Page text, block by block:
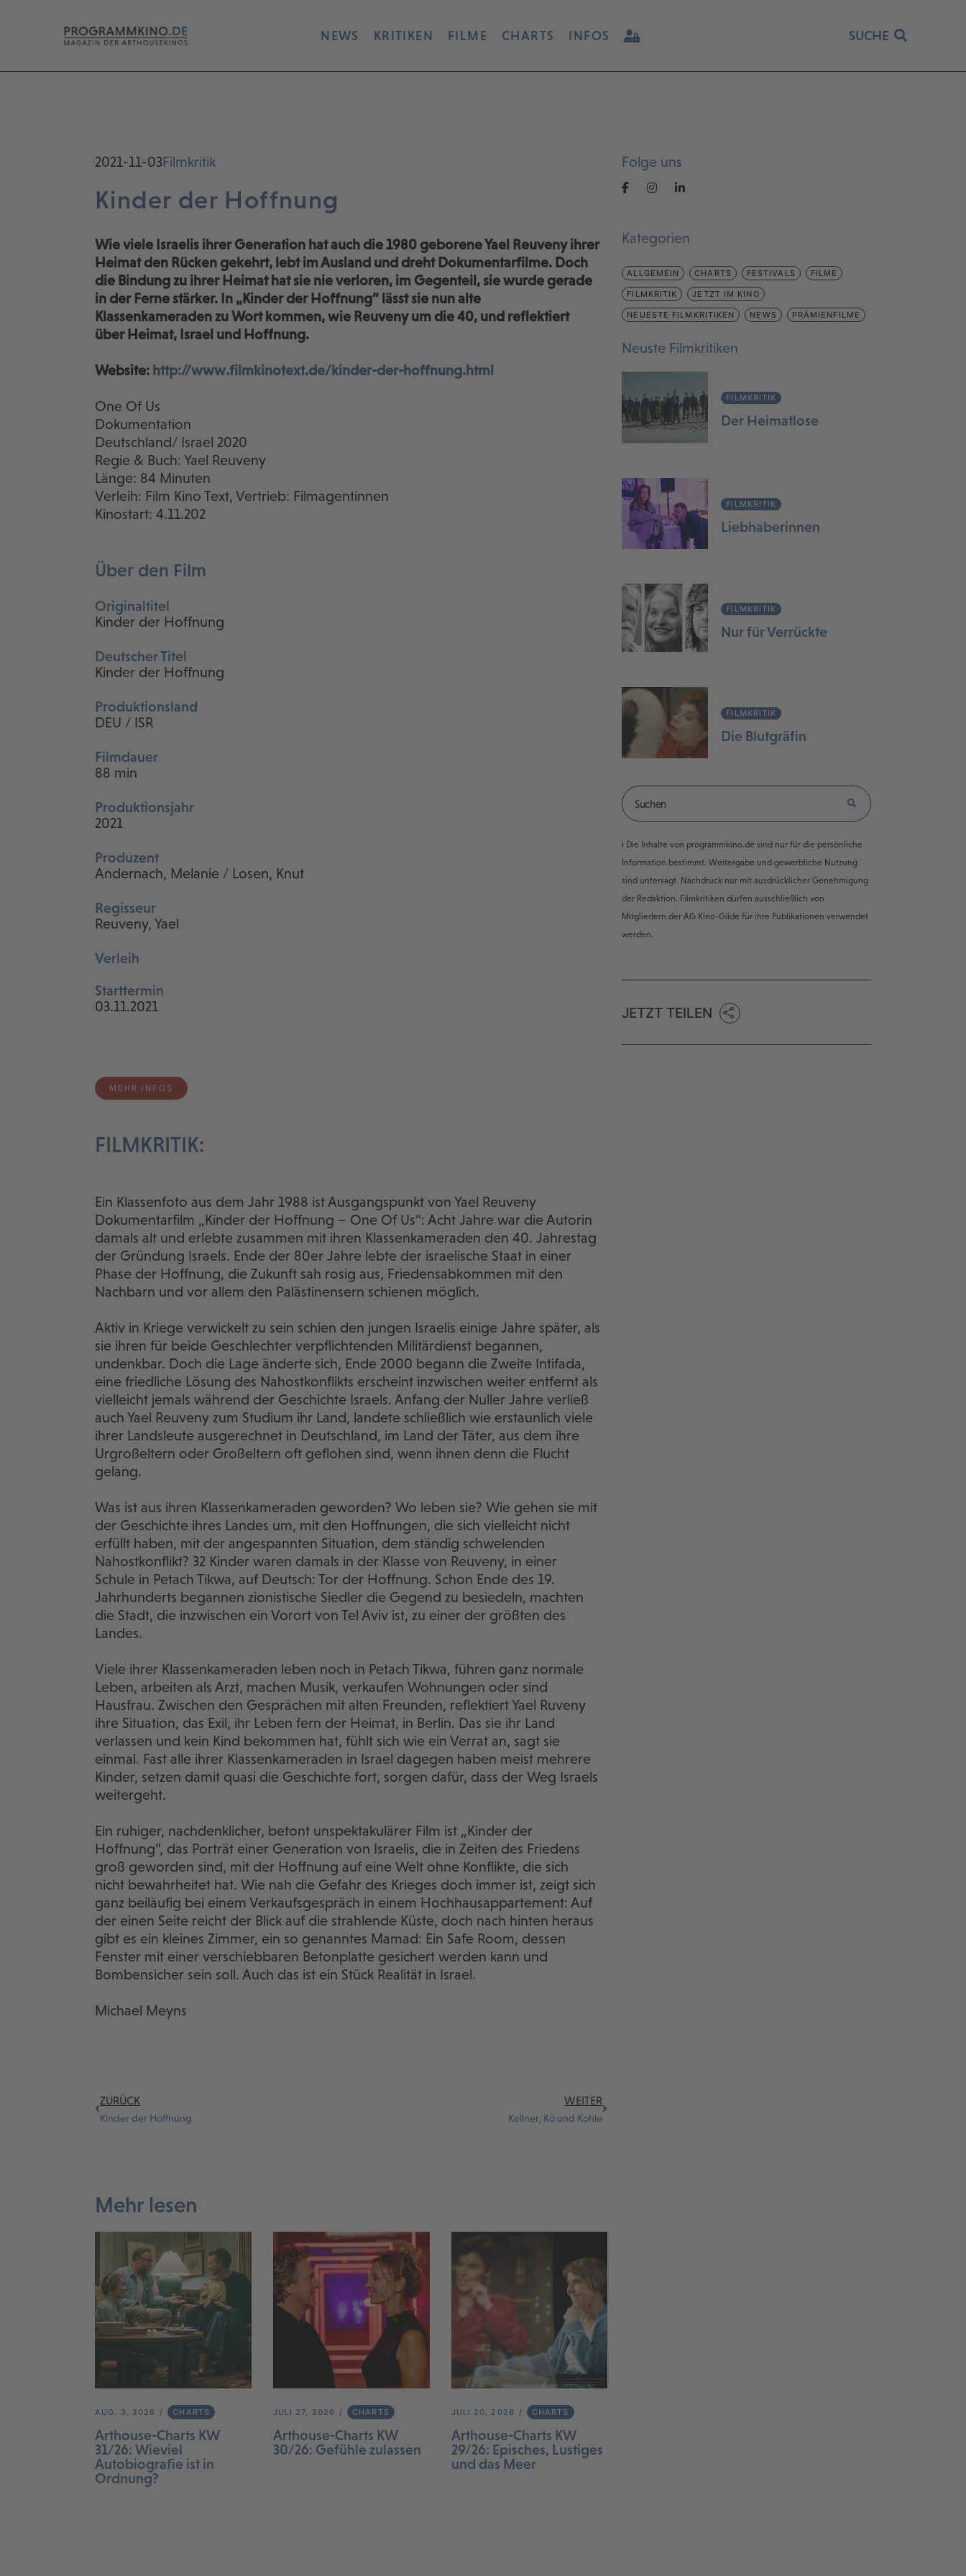
NEWS KRITIKEN FILME CHARTS INFOS SUCHE
2021-11-03Filmkritik
Kinder der Hoffnung
Wie viele Israelis ihrer Generation hat auch die 1980 geborene Yael Reuveny ihrer
Heimat den Rücken gekehrt, lebt im Ausland und dreht Dokumentarfilme. Doch
die Bindung zu ihrer Heimat hat sie nie verloren, im Gegenteil, sie wurde gerade
in der Ferne stärker. In „Kinder der Hoffnung“ lässt sie nun alte
Klassenkameraden zu Wort kommen, wie Reuveny um die 40, und reflektiert
über Heimat, Israel und Hoffnung.
Website: http://www.filmkinotext.de/kinder-der-hoffnung.html
One Of Us
Dokumentation
Deutschland/ Israel 2020
Regie & Buch: Yael Reuveny
Länge: 84 Minuten
Verleih: Film Kino Text, Vertrieb: Filmagentinnen
Kinostart: 4.11.202
Über den Film
Originaltitel
Kinder der Hoffnung
Deutscher Titel
Kinder der Hoffnung
Produktionsland
DEU / ISR
Filmdauer
88 min
Produktionsjahr
2021
Produzent
Andernach, Melanie / Losen, Knut
Regisseur
Reuveny, Yael
Verleih
Starttermin
03.11.2021
MEHR INFOS
FILMKRITIK:
Ein Klassenfoto aus dem Jahr 1988 ist Ausgangspunkt von Yael Reuveny
Dokumentarfilm „Kinder der Hoffnung – One Of Us“: Acht Jahre war die Autorin
damals alt und erlebte zusammen mit ihren Klassenkameraden den 40. Jahrestag
der Gründung Israels. Ende der 80er Jahre lebte der israelische Staat in einer
Phase der Hoffnung, die Zukunft sah rosig aus, Friedensabkommen mit den
Nachbarn und vor allem den Palästinensern schienen möglich.
Aktiv in Kriege verwickelt zu sein schien den jungen Israelis einige Jahre später, als
sie ihren für beide Geschlechter verpflichtenden Militärdienst begannen,
undenkbar. Doch die Lage änderte sich, Ende 2000 begann die Zweite Intifada,
eine friedliche Lösung des Nahostkonflikts erscheint inzwischen weiter entfernt als
vielleicht jemals während der Geschichte Israels. Anfang der Nuller Jahre verließ
auch Yael Reuveny zum Studium ihr Land, landete schließlich wie erstaunlich viele
ihrer Landsleute ausgerechnet in Deutschland, im Land der Täter, aus dem ihre
Urgroßeltern oder Großeltern oft geflohen sind, wenn ihnen denn die Flucht
gelang.
Was ist aus ihren Klassenkameraden geworden? Wo leben sie? Wie gehen sie mit
der Geschichte ihres Landes um, mit den Hoffnungen, die sich vielleicht nicht
erfüllt haben, mit der angespannten Situation, dem ständig schwelenden
Nahostkonflikt? 32 Kinder waren damals in der Klasse von Reuveny, in einer
Schule in Petach Tikwa, auf Deutsch: Tor der Hoffnung. Schon Ende des 19.
Jahrhunderts begannen zionistische Siedler die Gegend zu besiedeln, machten
die Stadt, die inzwischen ein Vorort von Tel Aviv ist, zu einer der größten des
Landes.
Viele ihrer Klassenkameraden leben noch in Petach Tikwa, führen ganz normale
Leben, arbeiten als Arzt, machen Musik, verkaufen Wohnungen oder sind
Hausfrau. Zwischen den Gesprächen mit alten Freunden, reflektiert Yael Ruveny
ihre Situation, das Exil, ihr Leben fern der Heimat, in Berlin. Das sie ihr Land
verlassen und kein Kind bekommen hat, fühlt sich wie ein Verrat an, sagt sie
einmal. Fast alle ihrer Klassenkameraden in Israel dagegen haben meist mehrere
Kinder, setzen damit quasi die Geschichte fort, sorgen dafür, dass der Weg Israels
weitergeht.
Ein ruhiger, nachdenklicher, betont unspektakulärer Film ist „Kinder der
Hoffnung“, das Porträt einer Generation von Israelis, die in Zeiten des Friedens
groß geworden sind, mit der Hoffnung auf eine Welt ohne Konflikte, die sich
nicht bewahrheitet hat. Wie nah die Gefahr des Krieges doch immer ist, zeigt sich
ganz beiläufig bei einem Verkaufsgespräch in einem Hochhausappartement: Auf
der einen Seite reicht der Blick auf die strahlende Küste, doch nach hinten heraus
gibt es ein kleines Zimmer, ein so genanntes Mamad: Ein Safe Room, dessen
Fenster mit einer verschiebbaren Betonplatte gesichert werden kann und
Bombensicher sein soll. Auch das ist ein Stück Realität in Israel.
Michael Meyns
ZURÜCK
Kinder der Hoffnung
WEITER
Kellner, Kö und Kohle
Mehr lesen
AUG. 3, 2026 CHARTS
Arthouse-Charts KW
31/26: Wieviel
Autobiografie ist in
Ordnung?
JULI 27, 2026 CHARTS
Arthouse-Charts KW
30/26: Gefühle zulassen
JULI 20, 2026 CHARTS
Arthouse-Charts KW
29/26: Episches, Lustiges
und das Meer
Folge uns
Kategorien
ALLGEMEIN CHARTS FESTIVALS FILME
FILMKRITIK JETZT IM KINO
NEUESTE FILMKRITIKEN NEWS PRÄMIENFILME
Neuste Filmkritiken
FILMKRITIK
Der Heimatlose
FILMKRITIK
Liebhaberinnen
FILMKRITIK
Nur für Verrückte
FILMKRITIK
Die Blutgräfin
ℹ️ Die Inhalte von programmkino.de sind nur für die persönliche
Information bestimmt. Weitergabe und gewerbliche Nutzung
sind untersagt. Nachdruck nur mit ausdrücklicher Genehmigung
der Redaktion. Filmkritiken dürfen ausschließlich von
Mitgliedern der AG Kino-Gilde für ihre Publikationen verwendet
werden.
JETZT TEILEN